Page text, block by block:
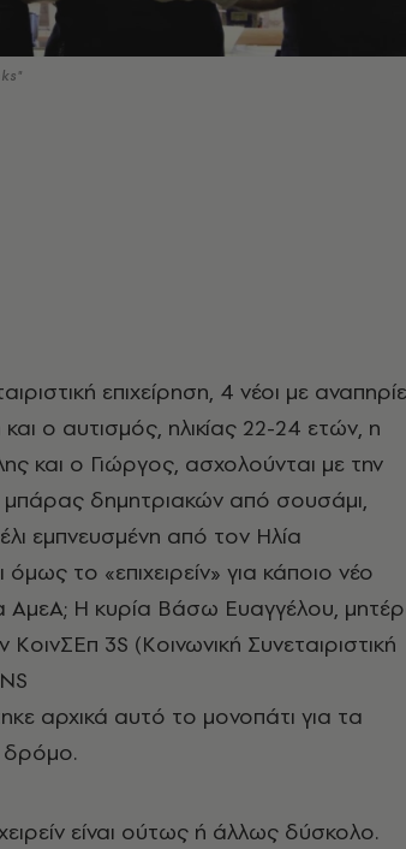
επιχείρηση, 4 νέοι με
ο αυτισμός, ηλικίας 22-24 ετών, η
και ο Γιώργος, ασχολούνται με την
δημητριακών από σουσάμι,
εμπνευσμένη από τον Ηλία
το «επιχειρείν» για κάποιο νέο
ΑμεΑ; Η κυρία Βάσω Ευαγγέλου,
3S (Κοινωνική Συνεταιριστική
αρχικά αυτό το μονοπάτι για τα
δρόμο.
είναι ούτως ή άλλως δύσκολο.